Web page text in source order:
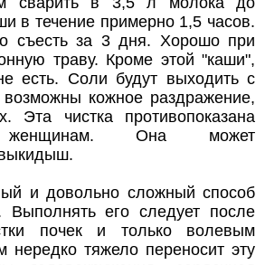
в течение примерно 1,5 часов.
съесть за 3 дня. Хорошо при
траву. Кроме этой "каши",
есть. Соли будут выходить с
кожное раздражение,
Эта чистка противопоказана
женщинам. Она может
и довольно сложный способ
Выполнять его следует после
почек и только волевым
тяжело переносит эту